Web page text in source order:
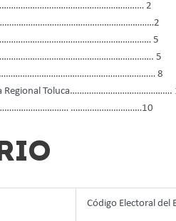
2
5
5
8
Regional Toluca…………………………………….
…………………………10
Código Electoral del